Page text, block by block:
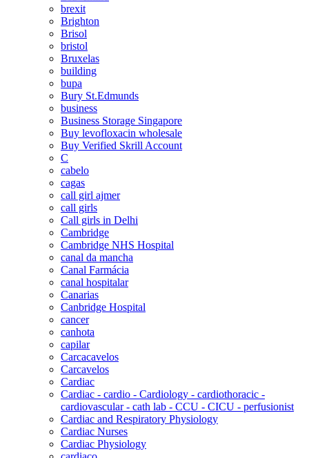
brexit
Brighton
Brisol
bristol
Bruxelas
building
bupa
Bury St.Edmunds
business
Business Storage Singapore
Buy levofloxacin wholesale
Buy Verified Skrill Account
C
cabelo
cagas
call girl ajmer
call girls
Call girls in Delhi
Cambridge
Cambridge NHS Hospital
canal da mancha
Canal Farmácia
canal hospitalar
Canarias
Canbridge Hospital
cancer
canhota
capilar
Carcacavelos
Carcavelos
Cardiac
Cardiac - cardio - Cardiology - cardiothoracic -
cardiovascular - cath lab - CCU - CICU - perfusionist
Cardiac and Respiratory Physiology
Cardiac Nurses
Cardiac Physiology